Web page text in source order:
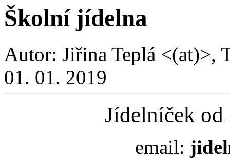
Školní jídelna
Autor: Jiřina Teplá <(at)>,
01. 01. 2019
Jídelníček od
email: